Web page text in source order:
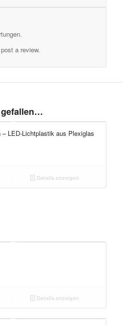
a review.
gefallen…
LED-Lichtplastik aus Plexiglas
Details anzeigen
Details anzeigen